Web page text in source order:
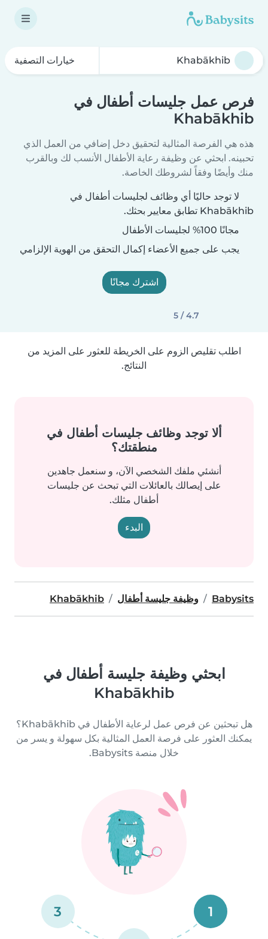
خيارات التصفية
فرص عمل جليسات أطفال في
Khabākhib
هذه هي الفرصة المثالية لتحقيق دخل إضافي من العمل الذي
تحبينه. ابحثي عن وظيفة رعاية الأطفال الأنسب لك وبالقرب
منك وأيضًا وفقاً لشروطك الخاصة.
لا توجد حاليًا أي وظائف لجليسات أطفال في
Khabākhib تطابق معايير بحثك.
مجانًا 100% لجليسات الأطفال
يجب على جميع الأعضاء إكمال التحقق من الهوية الإلزامي
اشترك مجانًا
4.7 / 5
اطلب تقليص الزوم على الخريطة للعثور على المزيد من
النتائج.
ألا توجد وظائف جليسات أطفال في
منطقتك؟
أنشئي ملفك الشخصي الآن، و سنعمل جاهدين
على إيصالك بالعائلات التي تبحث عن جليسات
أطفال مثلك.
البدء
Babysits وظيفة جليسة أطفال Khabākhib
ابحثي وظيفة جليسة أطفال في
Khabākhib
هل تبحثين عن فرص عمل لرعاية الأطفال في Khabākhib؟
يمكنك العثور على فرصة العمل المثالية بكل سهولة و يسر من
خلال منصة Babysits.
1
3